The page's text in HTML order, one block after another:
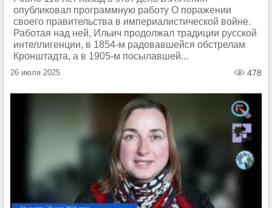
опубликовал программную работу О поражении
своего правительства в империалистической войне.
Работая над ней, Ильич продолжал традиции русской
интеллигенции, в 1854-м радовавшейся обстрелам
Кронштадта, а в 1905-м посылавшей...
26 июля 2025 478